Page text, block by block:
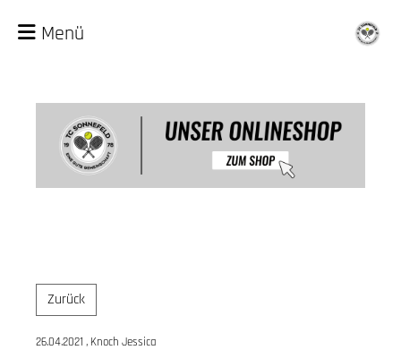
Menü
Zurück
26.04.2021 , Knoch Jessica